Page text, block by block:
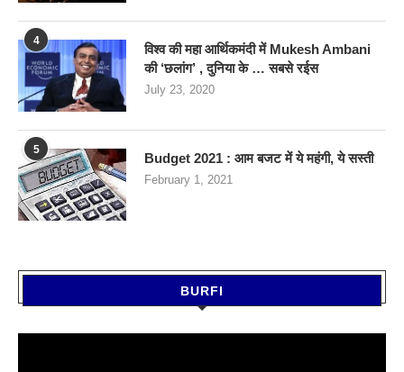
4
विश्व की महा आर्थिकमंदी में Mukesh Ambani
की ‘छलांग’ , दुनिया के … सबसे रईस
July 23, 2020
5
Budget 2021 : आम बजट में ये महंगी, ये सस्‍ती
February 1, 2021
BURFI